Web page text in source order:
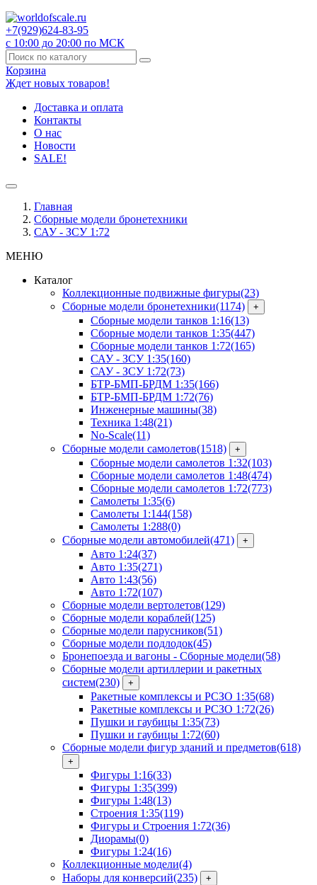
+7(929)624-83-95
с 10:00 до 20:00 по МСК
Корзина
Ждет новых товаров!
Доставка и оплата
Контакты
О нас
Новости
SALE!
Главная
Сборные модели бронетехники
САУ - ЗСУ 1:72
МЕНЮ
Каталог
Коллекционные подвижные фигуры(23)
Сборные модели бронетехники(1174) +
Сборные модели танков 1:16(13)
Сборные модели танков 1:35(447)
Сборные модели танков 1:72(165)
САУ - ЗСУ 1:35(160)
САУ - ЗСУ 1:72(73)
БТР-БМП-БРДМ 1:35(166)
БТР-БМП-БРДМ 1:72(76)
Инженерные машины(38)
Техника 1:48(21)
No-Scale(11)
Сборные модели самолетов(1518) +
Сборные модели самолетов 1:32(103)
Сборные модели самолетов 1:48(474)
Сборные модели самолетов 1:72(773)
Самолеты 1:35(6)
Самолеты 1:144(158)
Самолеты 1:288(0)
Сборные модели автомобилей(471) +
Авто 1:24(37)
Авто 1:35(271)
Авто 1:43(56)
Авто 1:72(107)
Сборные модели вертолетов(129)
Сборные модели кораблей(125)
Сборные модели парусников(51)
Сборные модели подлодок(45)
Бронепоезда и вагоны - Сборные модели(58)
Сборные модели артиллерии и ракетных
систем(230) +
Ракетные комплексы и РСЗО 1:35(68)
Ракетные комплексы и РСЗО 1:72(26)
Пушки и гаубицы 1:35(73)
Пушки и гаубицы 1:72(60)
Сборные модели фигур зданий и предметов(618)
+
Фигуры 1:16(33)
Фигуры 1:35(399)
Фигуры 1:48(13)
Строения 1:35(119)
Фигуры и Строения 1:72(36)
Диорамы(0)
Фигуры 1:24(16)
Коллекционные модели(4)
Наборы для конверсий(235) +